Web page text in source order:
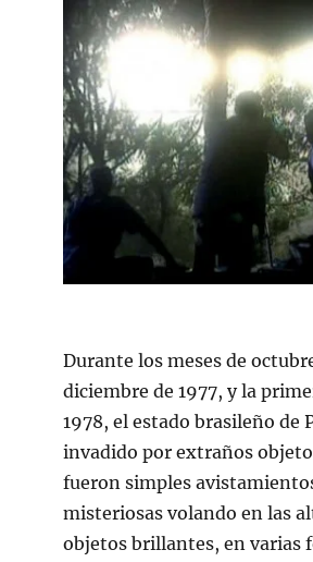
Durante los meses de
diciembre de 1977, y la
1978, el estado brasileño de
invadido por extraños
fueron simples
misteriosas volando en las
objetos brillantes, en varias